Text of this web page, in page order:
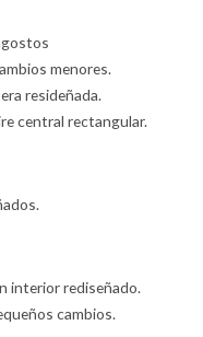
menores.
resideñada.
central rectangular.
interior rediseñado.
cambios.